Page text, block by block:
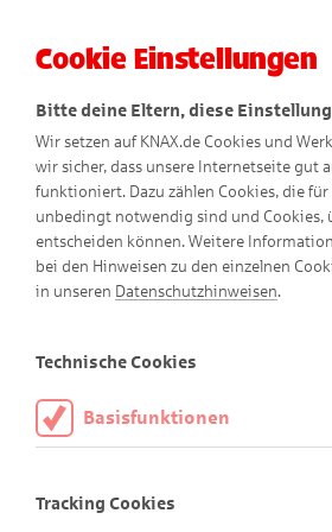
Dodos bunte
nutzlosen Materialen ein geniales
Cookie Einstellungen
Bitte deine Eltern, diese
Wir setzen auf KNAX.de Cookies und
wir sicher, dass unsere Internetseite gut
funktioniert. Dazu zählen Cookies, die
unbedingt notwendig sind und Cookies,
entscheiden können. Weitere
bei den Hinweisen zu den einzelnen
in unseren Datenschutzhinweisen.
Technische Cookies
Basisfunktionen
aktiviert sein.
Tracking Cookies